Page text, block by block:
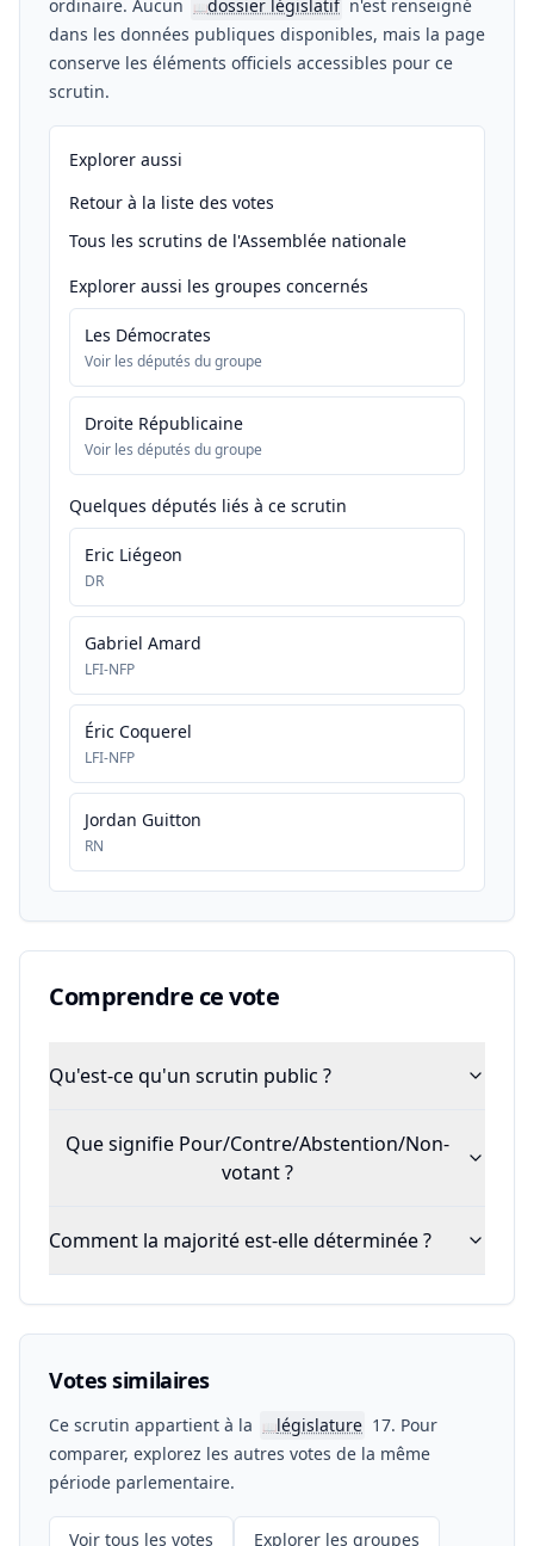
ordinaire. Aucun
📖dossier législatif n'est renseigné
dans les données publiques disponibles, mais la page
conserve les éléments officiels accessibles pour ce
scrutin.
Explorer aussi
Retour à la liste des votes
Tous les scrutins de l'Assemblée nationale
Explorer aussi les groupes concernés
Les Démocrates
Voir les députés du groupe
Droite Républicaine
Voir les députés du groupe
Quelques députés liés à ce scrutin
Eric Liégeon
DR
Gabriel Amard
LFI-NFP
Éric Coquerel
LFI-NFP
Jordan Guitton
RN
Comprendre ce vote
Qu'est-ce qu'un scrutin public ?
Que signifie Pour/Contre/Abstention/Non-
votant ?
Comment la majorité est-elle déterminée ?
Votes similaires
Ce scrutin appartient à la 📖législature 17. Pour
comparer, explorez les autres votes de la même
période parlementaire.
Voir tous les votes Explorer les groupes